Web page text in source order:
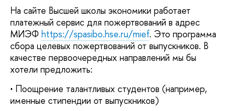
На сайте Высшей школы экономики работает
платежный сервис для пожертвований в адрес
МИЭФ https://spasibo.hse.ru/mief. Это программа
сбора целевых пожертвований от выпускников. В
качестве первоочередных направлений мы бы
хотели предложить:
• Поощрение талантливых студентов (например,
именные стипендии от выпускников)